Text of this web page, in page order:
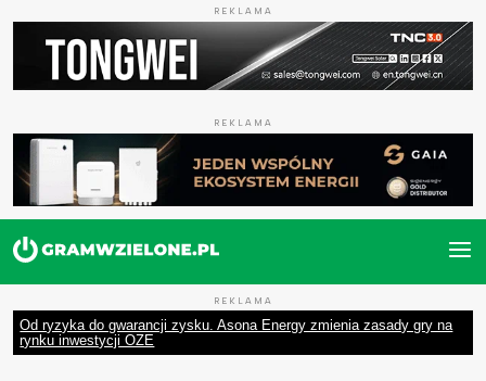
REKLAMA
REKLAMA
REKLAMA
Od ryzyka do gwarancji zysku. Asona Energy zmienia zasady gry na
rynku inwestycji OZE